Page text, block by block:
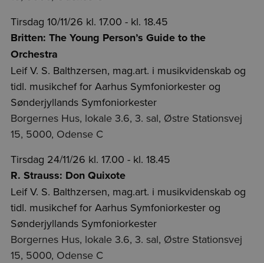
Tirsdag 10/11/26 kl. 17.00 - kl. 18.45
Britten: The Young Person’s Guide to the
Orchestra
Leif V. S. Balthzersen, mag.art. i musikvidenskab og
tidl. musikchef for Aarhus Symfoniorkester og
Sønderjyllands Symfoniorkester
Borgernes Hus, lokale 3.6, 3. sal, Østre Stationsvej
15, 5000, Odense C
Tirsdag 24/11/26 kl. 17.00 - kl. 18.45
R. Strauss: Don Quixote
Leif V. S. Balthzersen, mag.art. i musikvidenskab og
tidl. musikchef for Aarhus Symfoniorkester og
Sønderjyllands Symfoniorkester
Borgernes Hus, lokale 3.6, 3. sal, Østre Stationsvej
15, 5000, Odense C